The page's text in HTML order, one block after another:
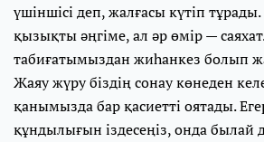
үшіншісі деп, жалғасы күтіп
қызықты әңгіме, ал әр өмір —
табиғатымыздан жиһанкез болып
Жаяу жүру біздің сонау көнеден
қанымызда бар қасиетті оятады.
құндылығын іздесеңіз, онда былай